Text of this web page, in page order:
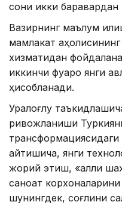
сони икки баравардан
Вазирнинг маълум
мамлакат
хизматидан
иккинчи фуқаро янги
ҳисобланади.
Уралоғлу
ривожланиши
трансформациясидаги
айтишича, янги
жорий этиш, «ақлли
саноат
шунингдек, соғлиқни